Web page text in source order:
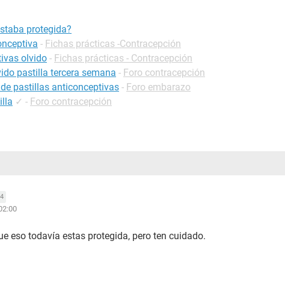
protegida?
- Fichas prácticas -Contracepción
olvido - Fichas prácticas - Contracepción
pastilla tercera semana - Foro contracepción
pastillas anticonceptivas - Foro embarazo
✓ - Foro contracepción
4
eso todavía estas protegida, pero ten cuidado.